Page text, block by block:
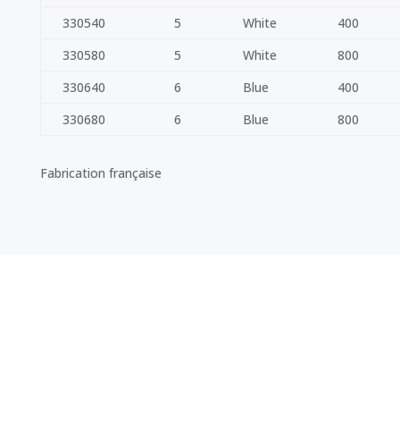
330540
5 White
400
330580
5 White
800
330640
6 Blue
400
330680
6 Blue 800
Fabrication française